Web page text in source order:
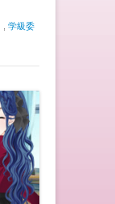
学級委